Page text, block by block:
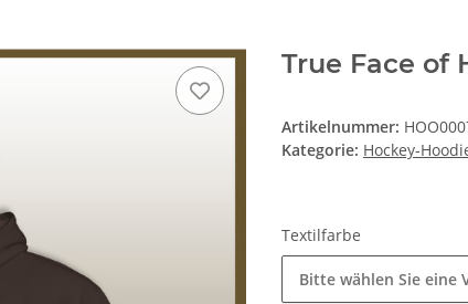
True Face of
Artikelnummer:
Kategorie: Hockey-
Textilfarbe
Bitte wählen Sie eine